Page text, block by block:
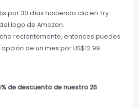
por 30 días haciendo clic en Try
logo de Amazon.
recientemente, entonces puedes
de un mes por US$12.99
de descuento de nuestro 25